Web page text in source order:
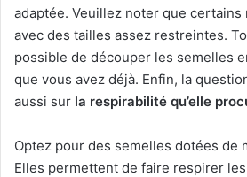
adaptée. Veuillez noter que
avec des tailles assez restreintes.
possible de découper les semelles
que vous avez déjà. Enfin, la
aussi sur la respirabilité qu’elle
Optez pour des semelles dotées de
Elles permettent de faire respirer